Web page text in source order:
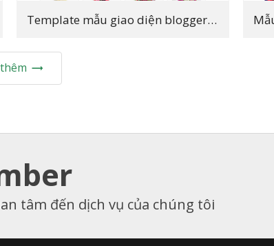
Template mẫu giao diện blogger bán hoa

tâm đến dịch vụ của chúng tôi